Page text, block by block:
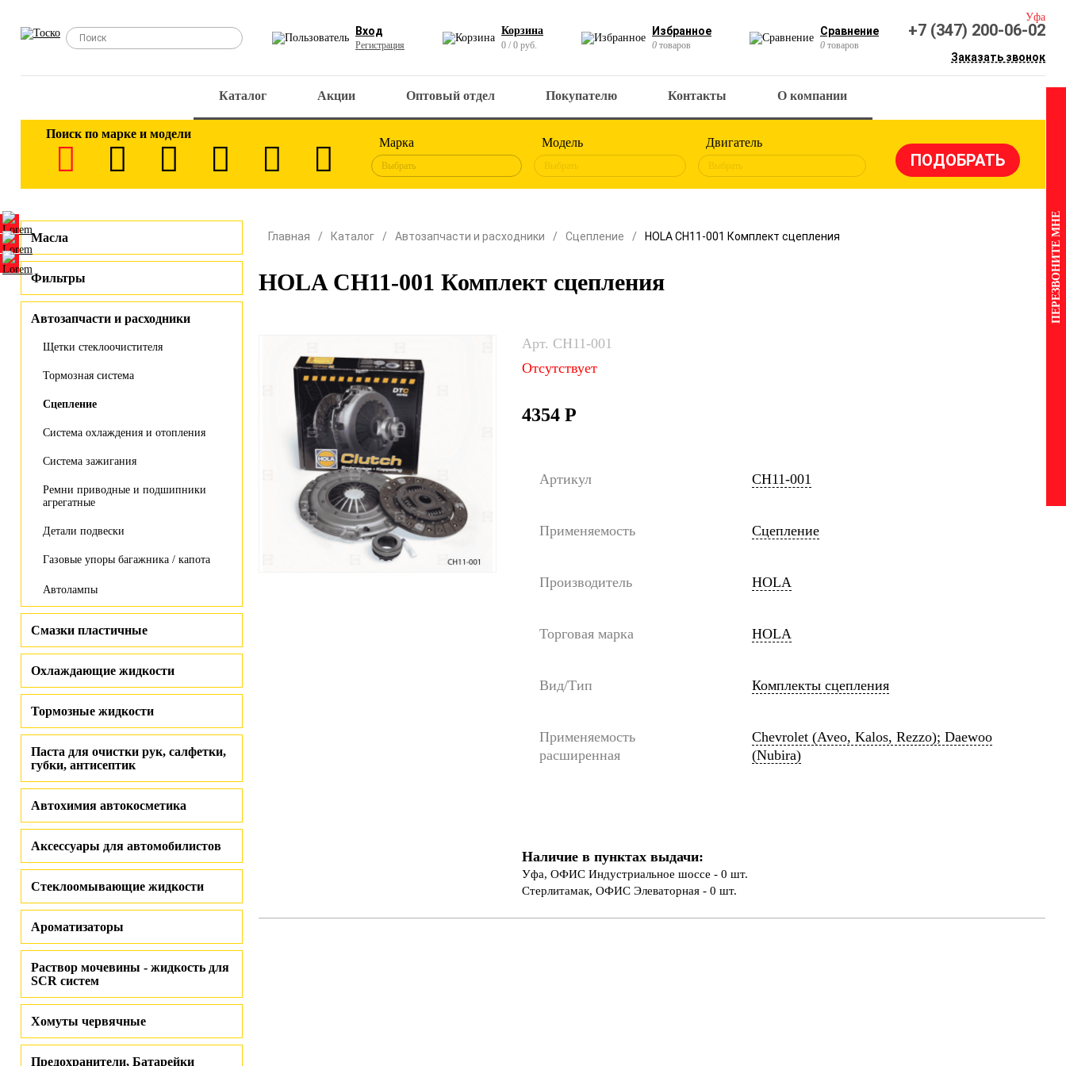
Вход
Регистрация
Корзина
0 / 0 руб.
Избранное
0 товаров
Сравнение
0 товаров
Уфа
+7 (347) 200-06-02
Заказать звонок
Каталог Акции Оптовый отдел Покупателю Контакты О компании
Поиск по марке и модели
Марка
Выбрать
Модель
Выбрать
Двигатель
Выбрать
Масла
Фильтры
Автозапчасти и расходники
Щетки стеклоочистителя
Тормозная система
Сцепление
Система охлаждения и отопления
Система зажигания
Ремни приводные и подшипники
агрегатные
Детали подвески
Газовые упоры багажника / капота
Автолампы
Смазки пластичные
Охлаждающие жидкости
Тормозные жидкости
Паста для очистки рук, салфетки,
губки, антисептик
Автохимия автокосметика
Аксессуары для автомобилистов
Стеклоомывающие жидкости
Ароматизаторы
Раствор мочевины - жидкость для
SCR систем
Хомуты червячные
Предохранители, Батарейки
Главная Каталог Автозапчасти и расходники Сцепление HOLA CH11-001 Комплект сцепления
HOLA CH11-001 Комплект сцепления
Арт. CH11-001
Отсутствует
4354 Р
Артикул CH11-001
Применяемость Сцепление
Производитель HOLA
Торговая марка HOLA
Вид/Тип Комплекты сцепления
Применяемость
расширенная
Chevrolet (Aveo, Kalos, Rezzo); Daewoo
(Nubira)
Наличие в пунктах выдачи:
Уфа, ОФИС Индустриальное шоссе - 0 шт.
Стерлитамак, ОФИС Элеваторная - 0 шт.
ПЕРЕЗВОНИТЕ МНЕ